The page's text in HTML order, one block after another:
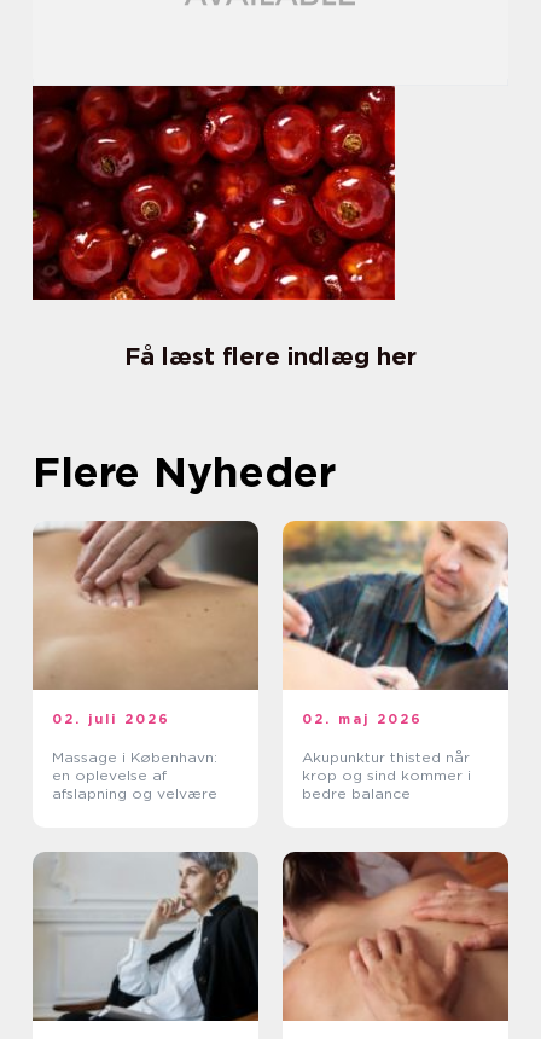
Få læst flere indlæg her
Flere Nyheder
02. juli 2026
Massage i København:
en oplevelse af
afslapning og velvære
02. maj 2026
Akupunktur thisted når
krop og sind kommer i
bedre balance